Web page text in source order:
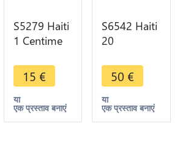
S5279 Haiti
1 Centime
1895 A
Paris - Faire
Offre
15 €
या
एक प्रस्ताव बनाएं
S6542 Haiti
20
Nicholas F.
Geffrard
President
Heaton
50 €
या
एक प्रस्ताव बनाएं